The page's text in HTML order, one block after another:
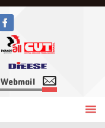
Webmail